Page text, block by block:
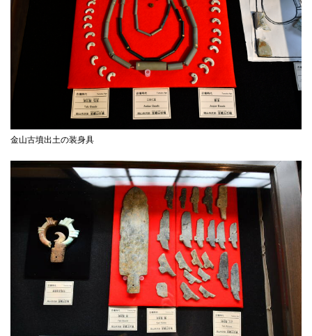
金山古墳出土の装身具